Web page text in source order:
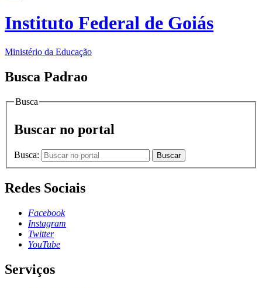
Instituto Federal de Goiás
Ministério da Educação
Busca Padrao
Busca
Buscar no portal
Busca: Buscar
Redes Sociais
Facebook
Instagram
Twitter
YouTube
Serviços